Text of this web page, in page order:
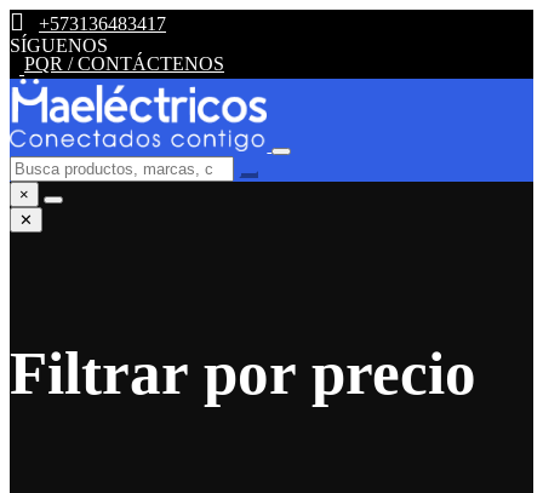
+573136483417
SÍGUENOS
PQR / CONTÁCTENOS
×
✕
Filtrar por precio